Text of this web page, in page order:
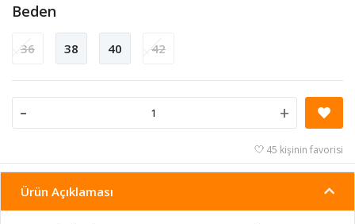
Beden
36 38 40 42
- +
45 kişinin favorisi
Ürün Açıklaması